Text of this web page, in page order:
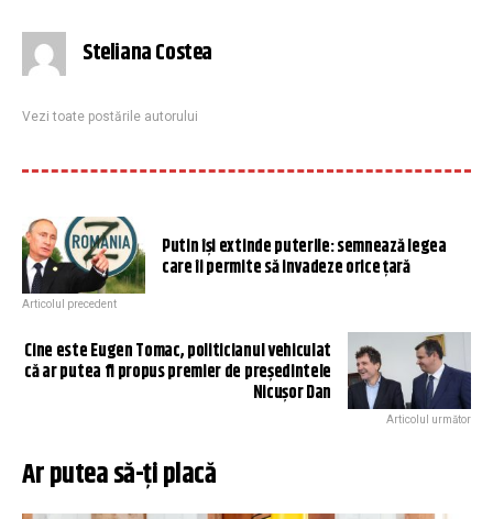
Steliana Costea
Vezi toate postările autorului
Putin își extinde puterile: semnează legea
care îi permite să invadeze orice țară
Articolul precedent
Cine este Eugen Tomac, politicianul vehiculat
că ar putea fi propus premier de președintele
Nicușor Dan
Articolul următor
Ar putea să-ți placă